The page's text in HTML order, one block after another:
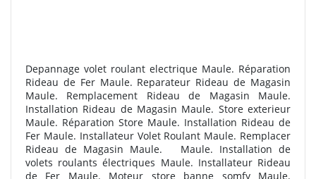
Depannage volet roulant electrique Maule. Réparation
Rideau de Fer Maule. Reparateur Rideau de Magasin
Maule. Remplacement Rideau de Magasin Maule.
Installation Rideau de Magasin Maule. Store exterieur
Maule. Réparation Store Maule. Installation Rideau de
Fer Maule. Installateur Volet Roulant Maule. Remplacer
Rideau de Magasin Maule. Maule. Installation de
volets roulants électriques Maule. Installateur Rideau
de Fer Maule. Moteur store banne somfy Maule.